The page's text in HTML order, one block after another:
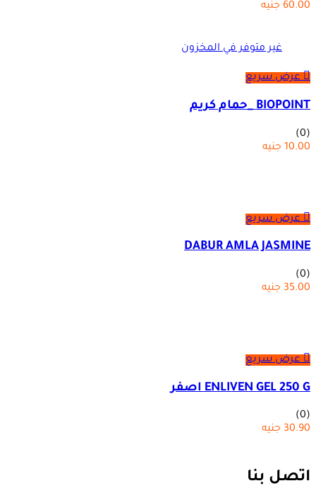
60.00 جنيه
غير متوفر في المخزون
عرض سريع
BIOPOINT _حمام كريم
(0)
10.00 جنيه
عرض سريع
DABUR AMLA JASMINE
(0)
35.00 جنيه
عرض سريع
ENLIVEN GEL 250 G اصفر
(0)
30.90 جنيه
اتصل بنا